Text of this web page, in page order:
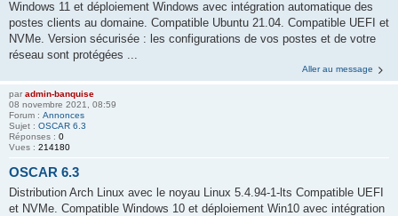
Windows 11 et déploiement Windows avec intégration automatique des
postes clients au domaine. Compatible Ubuntu 21.04. Compatible UEFI et
NVMe. Version sécurisée : les configurations de vos postes et de votre
réseau sont protégées ...
Aller au message
par admin-banquise
08 novembre 2021, 08:59
Forum : Annonces
Sujet : OSCAR 6.3
Réponses : 0
Vues : 214180
OSCAR 6.3
Distribution Arch Linux avec le noyau Linux 5.4.94-1-lts Compatible UEFI
et NVMe. Compatible Windows 10 et déploiement Win10 avec intégration